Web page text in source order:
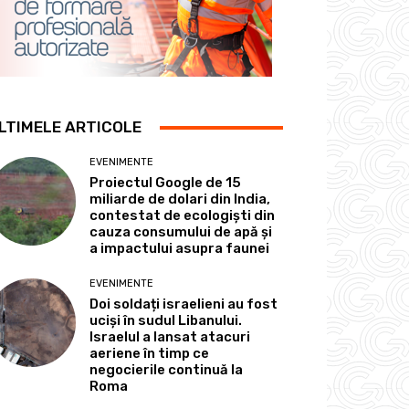
ARTICOLE
EVENIMENTE
Proiectul Google de 15
miliarde de dolari din India,
contestat de ecologiști din
cauza consumului de apă și
a impactului asupra faunei
EVENIMENTE
Doi soldați israelieni au fost
uciși în sudul Libanului.
Israelul a lansat atacuri
aeriene în timp ce
negocierile continuă la
Roma